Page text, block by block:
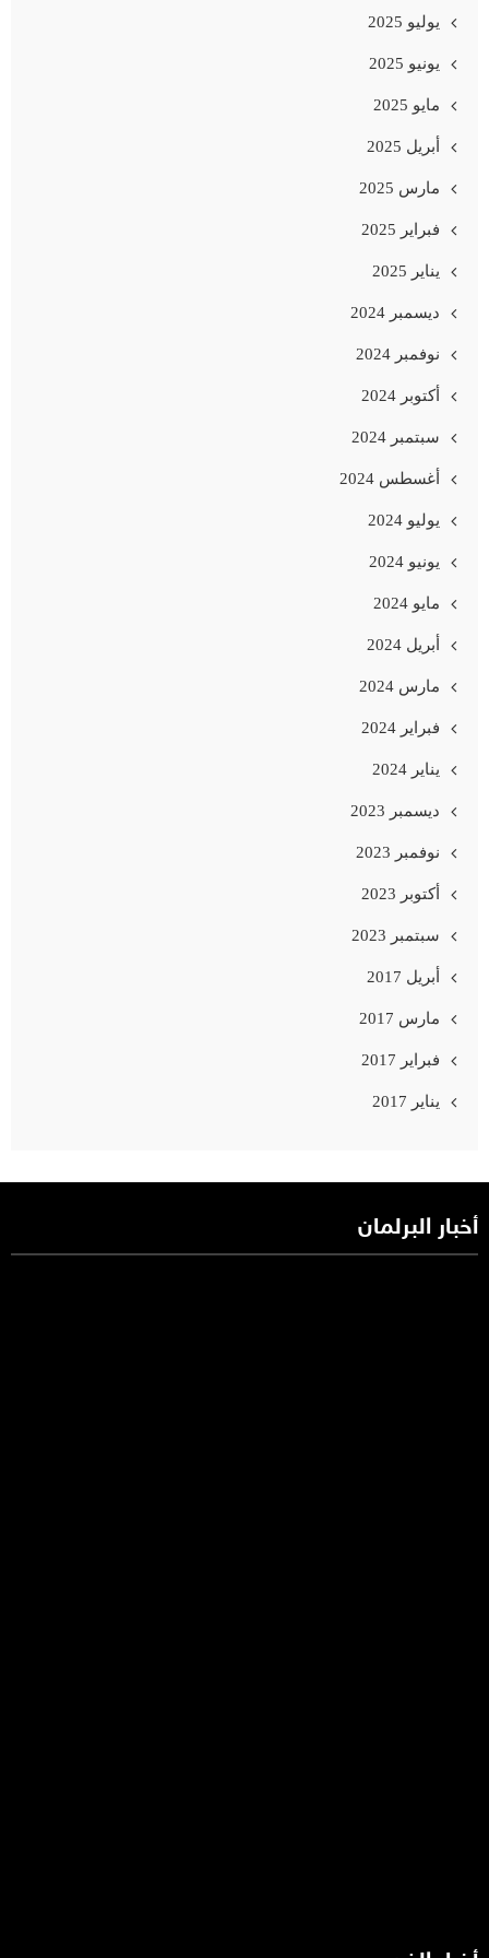
يوليو 2025
يونيو 2025
مايو 2025
أبريل 2025
مارس 2025
فبراير 2025
يناير 2025
ديسمبر 2024
نوفمبر 2024
أكتوبر 2024
سبتمبر 2024
أغسطس 2024
يوليو 2024
يونيو 2024
مايو 2024
أبريل 2024
مارس 2024
فبراير 2024
يناير 2024
ديسمبر 2023
نوفمبر 2023
أكتوبر 2023
سبتمبر 2023
أبريل 2017
مارس 2017
فبراير 2017
يناير 2017
أخبار البرلمان